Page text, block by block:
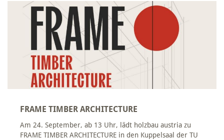
FRAME TIMBER ARCHITECTURE
Am 24. September, ab 13 Uhr, lädt holzbau austria zu
FRAME TIMBER ARCHITECTURE in den Kuppelsaal der TU